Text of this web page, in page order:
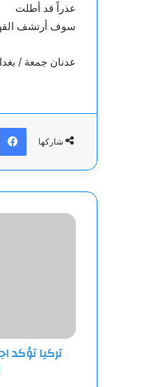
عذراً قد أطلت
سوف أرتشف
عدنان جمعة /
شاركها
تركيا
في
سوريا
تركيا تؤكد